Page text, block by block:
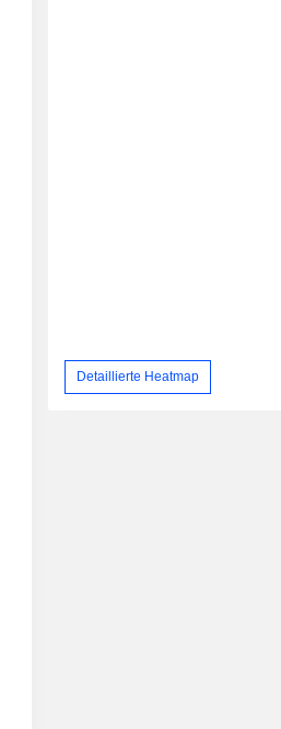
Detaillierte Heatmap